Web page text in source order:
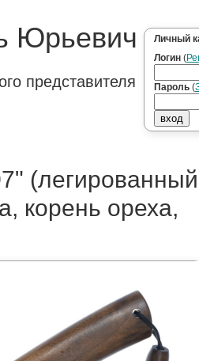
Юрьевич
представителя
Личный
Логин (
Пароль (
(легированный
корень ореха,